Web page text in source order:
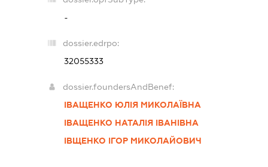
-
dossier.edrpo:
32055333
dossier.foundersAndBenef:
ІВАЩЕНКО ЮЛІЯ МИКОЛАЇВНА
ІВАЩЕНКО НАТАЛІЯ ІВАНІВНА
ІВЩЕНКО ІГОР МИКОЛАЙОВИЧ